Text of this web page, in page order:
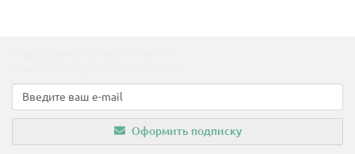
Оформить подписку